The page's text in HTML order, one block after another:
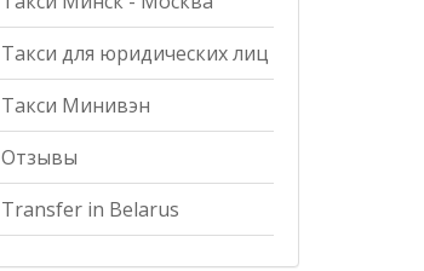
Такси для юридических лиц
Такси Минивэн
Отзывы
Transfer in Belarus